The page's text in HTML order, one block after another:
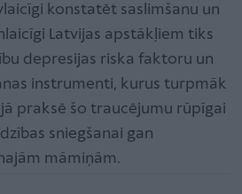
konstatēt saslimšanu un
Latvijas apstākļiem tiks
depresijas riska faktoru un
instrumenti, kurus turpmāk
praksē šo traucējumu rūpīgai
sniegšanai gan
māmiņām.